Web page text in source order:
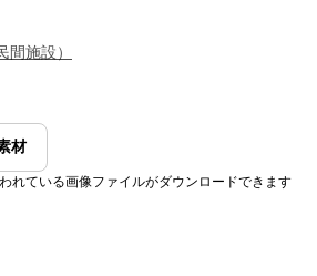
間施設 ）
材
れている画像ファイルがダウンロードできます